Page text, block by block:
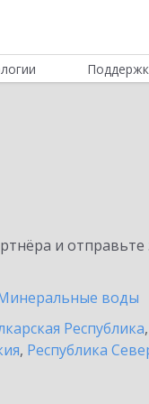
и
воды
Республика,
, Республика